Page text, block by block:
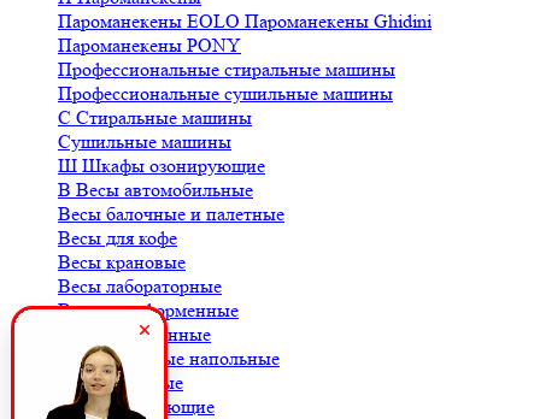
Пароманекены EOLO Пароманекены Ghidini
Пароманекены PONY
Профессиональные стиральные машины
Профессиональные сушильные машины
С Стиральные машины
Сушильные машины
Ш Шкафы озонирующие
В Весы автомобильные
Весы балочные и палетные
Весы для кофе
Весы крановые
Весы лабораторные
Весы платформенные
Весы порционные
Весы товарные напольные
Весы торговые
ККомплектующие